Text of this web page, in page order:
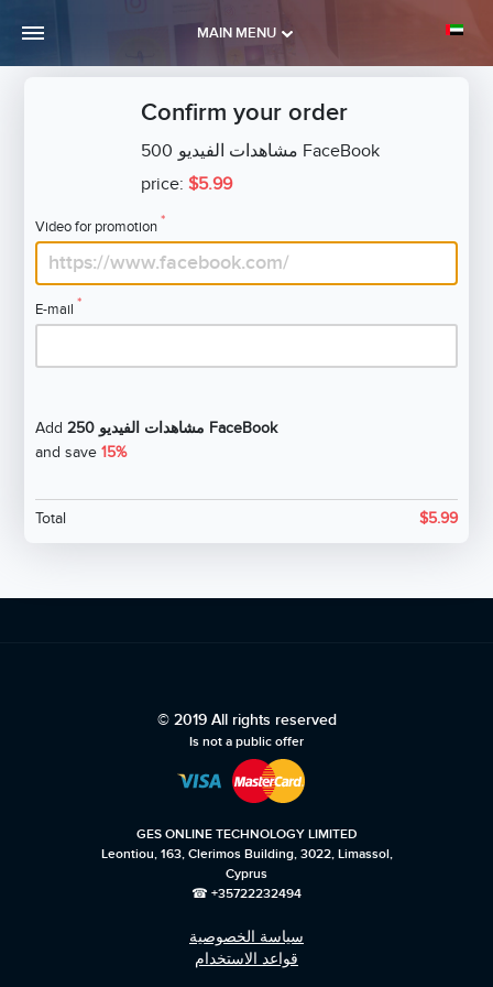
MAIN MENU
Confirm your order
500
مشاهدات الفيديو FaceBook
price:$5.99
Video for promotion *
E-mail *
Add
250 مشاهدات الفيديو FaceBook
and save15%
Total $5.99
© 2019 All rights reserved
Is not a public offer
GES ONLINE TECHNOLOGY LIMITED
Leontiou, 163, Clerimos Building, 3022, Limassol,
Cyprus
☎ +35722232494
سياسة الخصوصية
قواعد الاستخدام